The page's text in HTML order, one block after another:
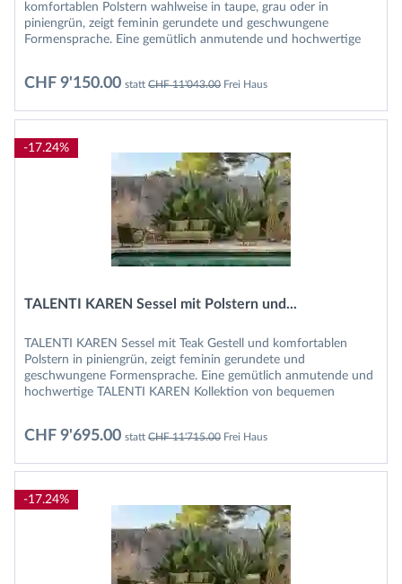
komfortablen Polstern wahlweise in taupe, grau oder in
piniengrün, zeigt feminin gerundete und geschwungene
Formensprache. Eine gemütlich anmutende und hochwertige
CHF 9'150.00 stattCHF 11'043.00Frei Haus
-17.24%
TALENTI KAREN Sessel mit Polstern und...
TALENTI KAREN Sessel mit Teak Gestell und komfortablen
Polstern in piniengrün, zeigt feminin gerundete und
geschwungene Formensprache. Eine gemütlich anmutende und
hochwertige TALENTI KAREN Kollektion von bequemen
CHF 9'695.00 stattCHF 11'715.00Frei Haus
-17.24%